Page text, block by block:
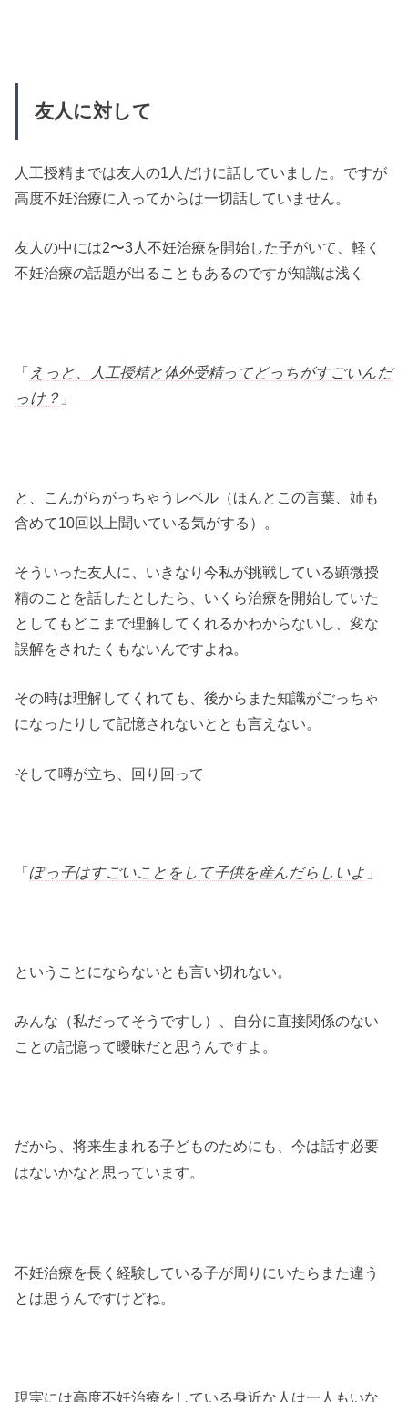
友人に対して
人工授精までは友人の1人だけに話していました。ですが
高度不妊治療に入ってからは一切話していません。
友人の中には2〜3人不妊治療を開始した子がいて、軽く
不妊治療の話題が出ることもあるのですが知識は浅く
「 えっと、人工授精と体外受精ってどっちがすごいんだ
っけ？ 」
と、こんがらがっちゃうレベル（ほんとこの言葉、姉も
含めて10回以上聞いている気がする）。
そういった友人に、いきなり今私が挑戦している顕微授
精のことを話したとしたら、いくら治療を開始していた
としてもどこまで理解してくれるかわからないし、変な
誤解をされたくもないんですよね。
その時は理解してくれても、後からまた知識がごっちゃ
になったりして記憶されないととも言えない。
そして噂が立ち、回り回って
「ぽっ子はすごいことをして子供を産んだらしいよ 」
ということにならないとも言い切れない。
みんな（私だってそうですし）、自分に直接関係のない
ことの記憶って曖昧だと思うんですよ。
だから、将来生まれる子どものためにも、今は話す必要
はないかなと思っています。
不妊治療を長く経験している子が周りにいたらまた違う
とは思うんですけどね。
現実には高度不妊治療をしている身近な人は一人もいな